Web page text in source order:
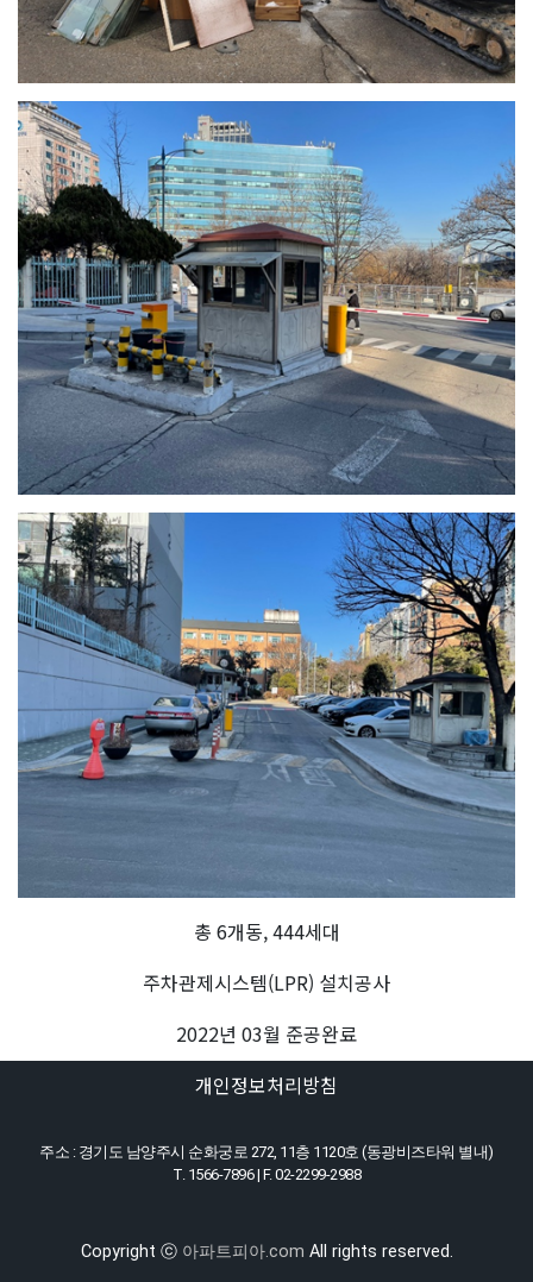
총 6개동, 444세대
주차관제시스템(LPR) 설치공사
2022년 03월 준공완료
개인정보처리방침
주소 : 경기도 남양주시 순화궁로 272, 11층 1120호 (동광비즈타워 별내)
T. 1566-7896 | F. 02-2299-2988
Copyright ⓒ 아파트피아.com All rights reserved.